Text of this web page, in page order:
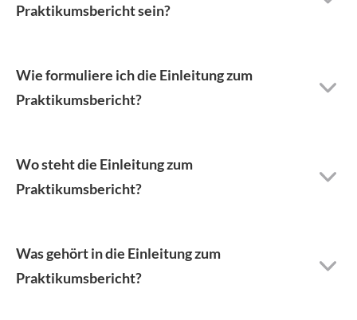
Praktikumsbericht sein?
Wie formuliere ich die Einleitung zum
Praktikumsbericht?
Wo steht die Einleitung zum
Praktikumsbericht?
Was gehört in die Einleitung zum
Praktikumsbericht?